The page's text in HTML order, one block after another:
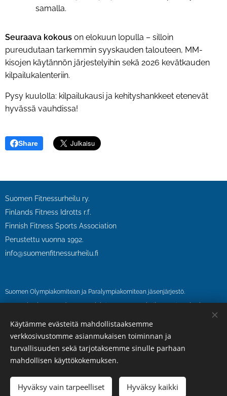
samalla.
Seuraava kokous on elokuun lopulla – silloin
pureudutaan tarkemmin syyskauden talouteen, MM-
kisojen käytännön järjestelyihin sekä 2026 kevätkauden
kilpailukalenteriin.
Pysy kuulolla: kilpailukausi ja kehityshankkeet etenevät
hyvässä vauhdissa!
Share
Suomen Fitnessurheilu ry.
Finlands Fitness Idrotts r.f.
Finnish Fitness Sports Association
Perustettu vuonna 1992.
info@suomenfitnessurheilu.fi
Suomen Olympiakomitean ja Paralympiakomitean jäsenjärjestö.
SFU on kansainvälisen IFBB-liiton (International Fitness and Bodybuilding
Federation) jäsen.
IFBB kuuluu GAISF-järjestöön ja on ainoa kehonrakennus- ja fitnessliitto, joka
Käytämme evästeitä mahdollistaaksemme
verkkosivustomme asianmukaisen toiminnan ja
turvallisuuden sekä tarjotaksemme sinulle parhaan
mahdollisen käyttökokemuksen.
Hyväksy vain tarpeelliset Hyväksy kaikki